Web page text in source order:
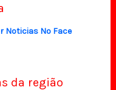
Noticias No Face
da região